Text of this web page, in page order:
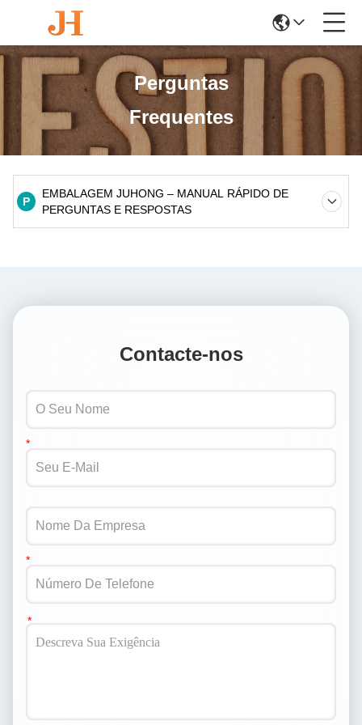
Perguntas
Frequentes
P
EMBALAGEM JUHONG – MANUAL RÁPIDO DE
PERGUNTAS E RESPOSTAS
Contacte-nos